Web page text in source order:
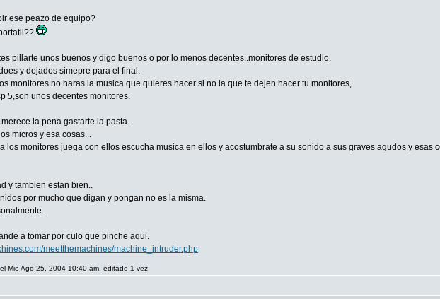
ese peazo de equipo?
pillarte unos buenos y digo buenos o por lo menos decentes..monitores de estudio.
y dejados simepre para el final.
monitores no haras la musica que quieres hacer si no la que te dejen hacer tu monitores,
5,son unos decentes monitores.
la pena gastarte la pasta.
micros y esa cosas...
los monitores juega con ellos escucha musica en ellos y acostumbrate a su sonido a sus graves agudos y esas
y tambien estan bien..
por mucho que digan y pongan no es la misma.
a tomar por culo que pinche aqui.
meetthemachines/machine_intruder.php
Mie Ago 25, 2004 10:40 am, editado 1 vez